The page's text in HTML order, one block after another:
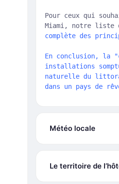
Pour ceux qui
Miami, notre liste
complète des
En conclusion, la
installations
naturelle du
dans un pays de
Météo locale
Le territoire de